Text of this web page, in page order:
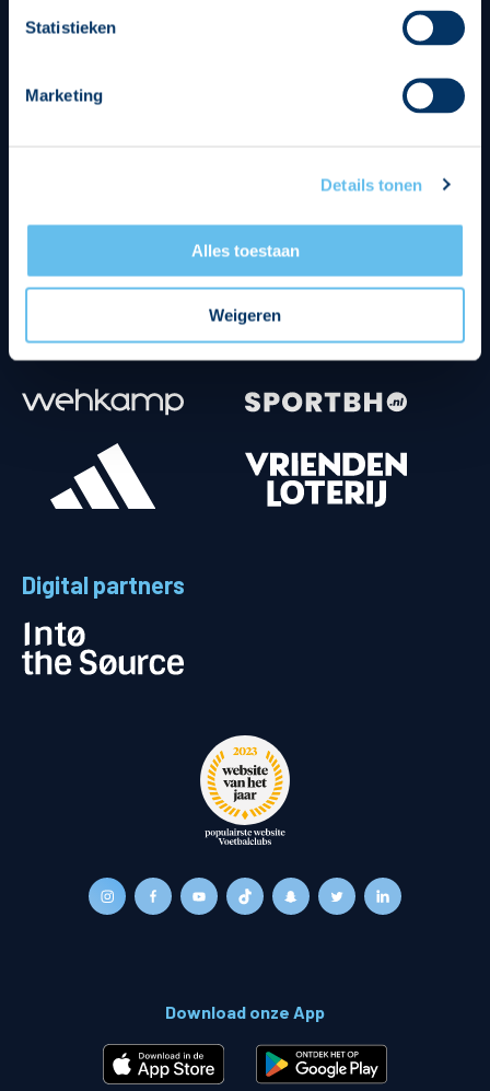
Statistieken
Marketing
Details tonen
Alles toestaan
Weigeren
Tenuesponsoren
Digital partners
Download onze App